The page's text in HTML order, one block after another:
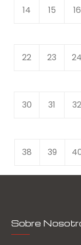
14 15 16
22 23 24
30 31 32
38 39
Sobre